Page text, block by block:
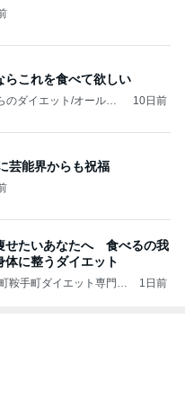
らこれを食べて欲しい
ダイエット/オールハ
10日前
芸能界からも祝福
せたいあなたへ 食べるの我
に整うダイエット
鞍手町ダイエット専門リ
1日前